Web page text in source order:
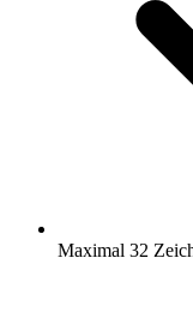
Maximal 32